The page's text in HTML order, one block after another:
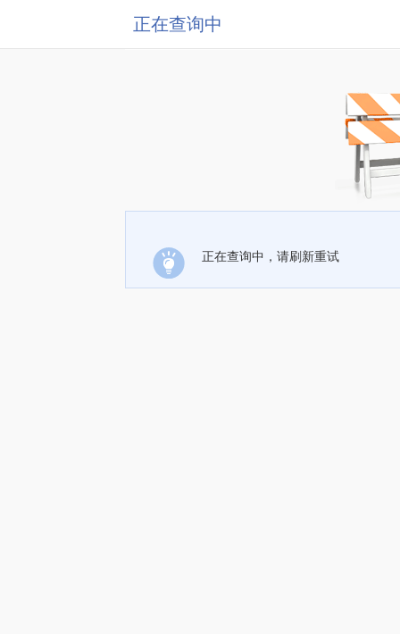
正在查询中
正在查询中，请刷新重试